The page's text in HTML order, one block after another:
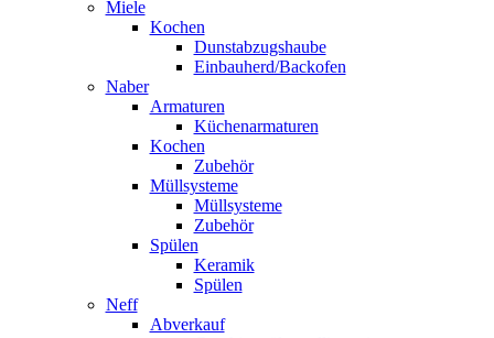
Miele
Kochen
Dunstabzugshaube
Einbauherd/Backofen
Naber
Armaturen
Küchenarmaturen
Kochen
Zubehör
Müllsysteme
Müllsysteme
Zubehör
Spülen
Keramik
Spülen
Neff
Abverkauf